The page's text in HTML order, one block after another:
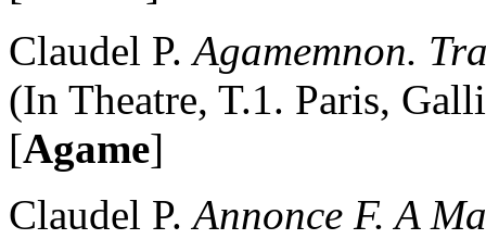
Claudel P.Agamemnon.
(In Theatre, T.1. Paris,
[Agame]
Claudel P.Annonce F. A